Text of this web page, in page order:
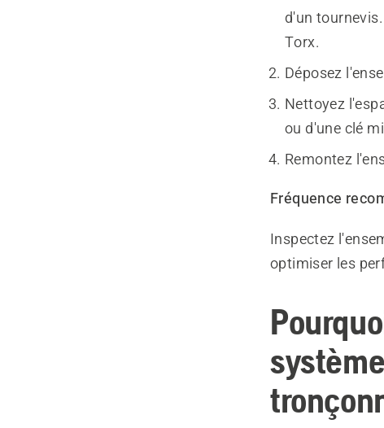
d'un
Torx.
Déposez
Nettoyez
ou d'une clé
Remontez
Fréquence
Inspectez
optimiser les